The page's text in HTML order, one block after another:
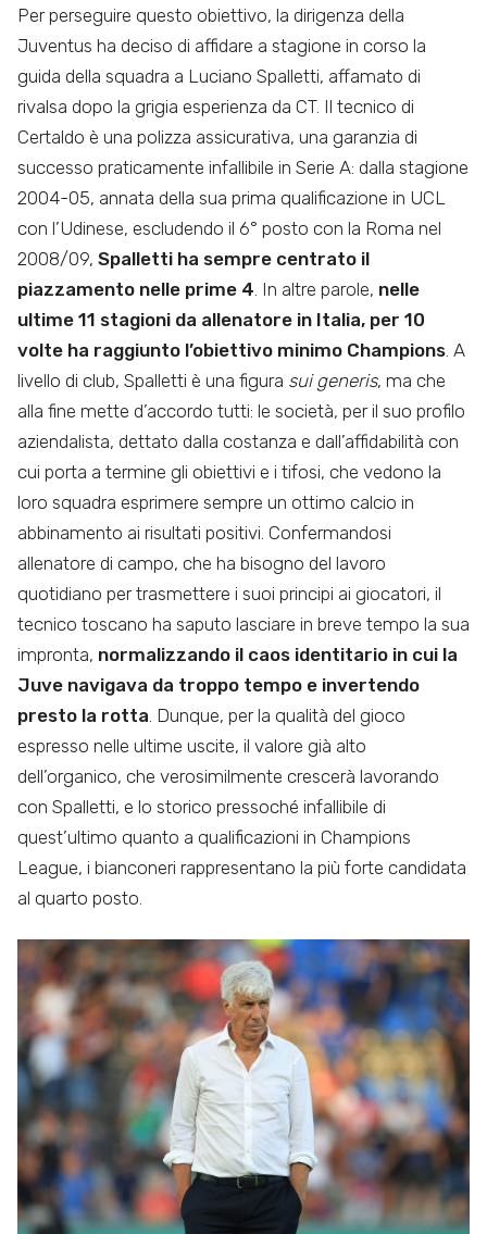
Per perseguire questo obiettivo, la dirigenza della
Juventus ha deciso di affidare a stagione in corso la
guida della squadra a Luciano Spalletti, affamato di
rivalsa dopo la grigia esperienza da CT. Il tecnico di
Certaldo è una polizza assicurativa, una garanzia di
successo praticamente infallibile in Serie A: dalla stagione
2004-05, annata della sua prima qualificazione in UCL
con l’Udinese, escludendo il 6° posto con la Roma nel
2008/09, Spalletti ha sempre centrato il
piazzamento nelle prime 4 . In altre parole, nelle
ultime 11 stagioni da allenatore in Italia, per 10
volte ha raggiunto l’obiettivo minimo Champions . A
livello di club, Spalletti è una figura sui generis, ma che
alla fine mette d’accordo tutti: le società, per il suo profilo
aziendalista, dettato dalla costanza e dall’affidabilità con
cui porta a termine gli obiettivi e i tifosi, che vedono la
loro squadra esprimere sempre un ottimo calcio in
abbinamento ai risultati positivi. Confermandosi
allenatore di campo, che ha bisogno del lavoro
quotidiano per trasmettere i suoi principi ai giocatori, il
tecnico toscano ha saputo lasciare in breve tempo la sua
impronta, normalizzando il caos identitario in cui la
Juve navigava da troppo tempo e invertendo
presto la rotta . Dunque, per la qualità del gioco
espresso nelle ultime uscite, il valore già alto
dell’organico, che verosimilmente crescerà lavorando
con Spalletti, e lo storico pressoché infallibile di
quest’ultimo quanto a qualificazioni in Champions
League, i bianconeri rappresentano la più forte candidata
al quarto posto.